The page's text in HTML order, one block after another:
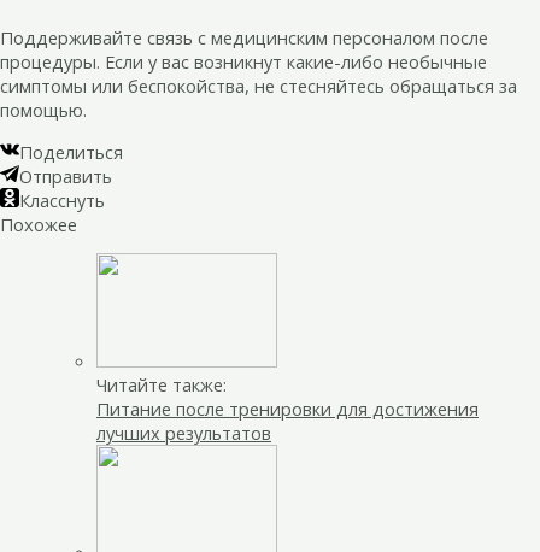
Поддерживайте связь с медицинским персоналом после
процедуры. Если у вас возникнут какие-либо необычные
симптомы или беспокойства, не стесняйтесь обращаться за
помощью.
Поделиться
Отправить
Класснуть
Похожее
Читайте также:
Питание после тренировки для достижения
лучших результатов